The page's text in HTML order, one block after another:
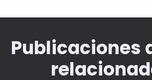
Publicaciones